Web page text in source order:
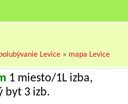
Levice » mapa Levice
1 miesto/1L izba,
byt 3 izb.